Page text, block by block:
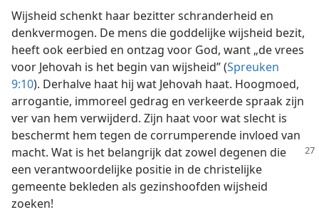
Wijsheid schenkt haar bezitter schranderheid en
denkvermogen. De mens die goddelijke wijsheid bezit,
heeft ook eerbied en ontzag voor God, want „de vrees
voor Jehovah is het begin van wijsheid” (Spreuken
9:10). Derhalve haat hij wat Jehovah haat. Hoogmoed,
arrogantie, immoreel gedrag en verkeerde spraak zijn
ver van hem verwijderd. Zijn haat voor wat slecht is
beschermt hem tegen de corrumperende invloed van
macht. Wat is het belangrijkdat zowel degenen die
een verantwoordelijke positie in de christelijke
gemeente bekleden als gezinshoofden wijsheid
zoeken!